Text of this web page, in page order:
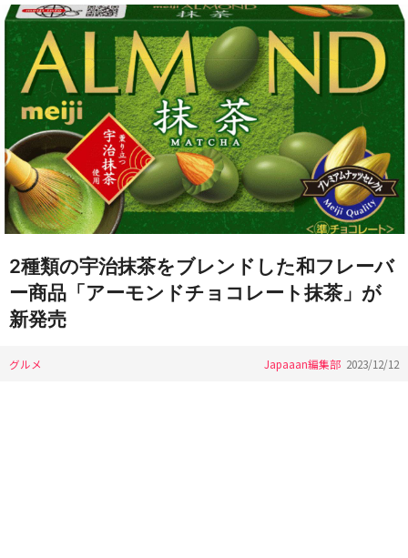
2種類の宇治抹茶をブレンドした和フレーバ
ー商品「アーモンドチョコレート抹茶」が
新発売
グルメ Japaaan編集部 2023/12/12